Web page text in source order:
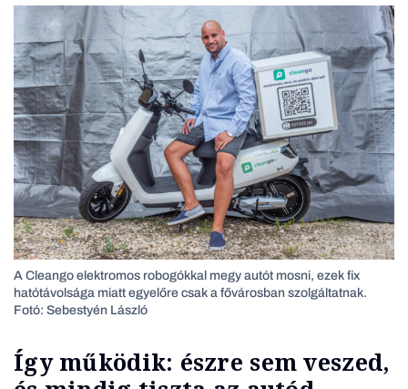
A Cleango elektromos robogókkal megy autót mosni, ezek fix
hatótávolsága miatt egyelőre csak a fővárosban szolgáltatnak.
Fotó: Sebestyén László
Így működik: észre sem veszed,